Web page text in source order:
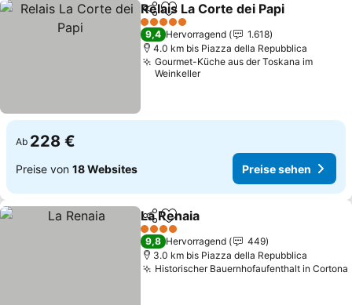
TeilenZu Favoriten hinzufügen
Relais La Corte dei Papi
5 Sterne
9,4 Hervorragend
1.618
4.0 km bis Piazza della Repubblica
Gourmet-Küche aus der Toskana im
Weinkeller
Ab 228 €
Preise von 18 Websites Preise sehen
TeilenZu Favoriten hinzufügen
La Renaia
4 Sterne
9,8 Hervorragend
449
3.0 km bis Piazza della Repubblica
Historischer Bauernhofaufenthalt in Cortona